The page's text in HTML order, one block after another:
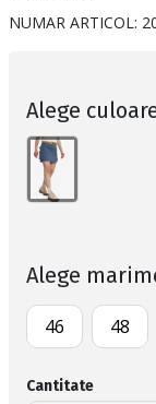
NUMAR ARTICOL:
Alege
Alege
46 48
Cantitate